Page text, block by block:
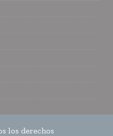
los derechos